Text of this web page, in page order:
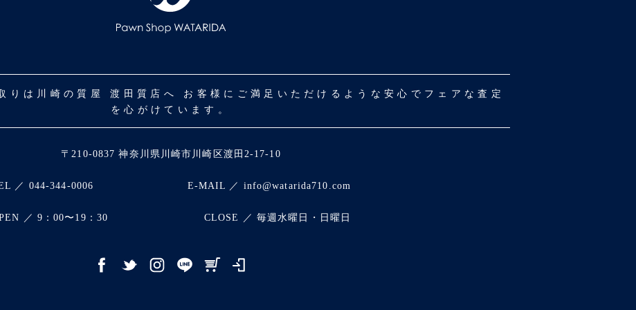
は川崎の質屋 渡田質店へ お客様にご満足いただけるような安心でフェアな査定
を心がけています。
〒210-0837 神奈川県川崎市川崎区渡田2-17-10
／ 044-344-0006 E-MAIL ／ info@watarida710.com
／ 9：00〜19：30 CLOSE ／ 毎週水曜日・日曜日